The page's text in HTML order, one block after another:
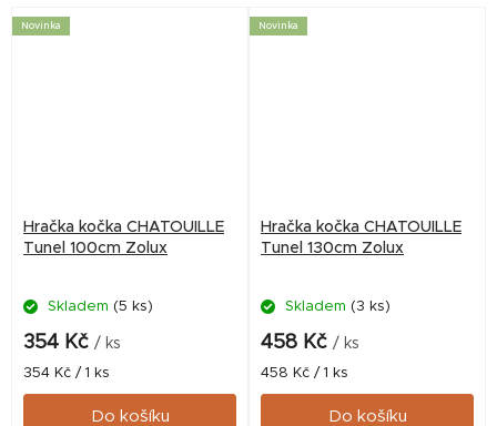
Novinka
Hračka kočka CHATOUILLE
Tunel 100cm Zolux
Skladem (5 ks)
354 Kč / ks
Měrná
cena:
354 Kč / 1 ks
Do košíku
Novinka
Hračka kočka CHATOUILLE
Tunel 130cm Zolux
Skladem (3 ks)
458 Kč / ks
Měrná
cena:
458 Kč / 1 ks
Do košíku